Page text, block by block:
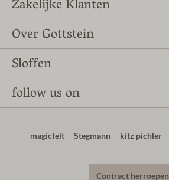
Zakelijke Klanten
Over Gottstein
Sloffen
follow us on
magicfelt Stegmann kitz pichler
Contract herroepen